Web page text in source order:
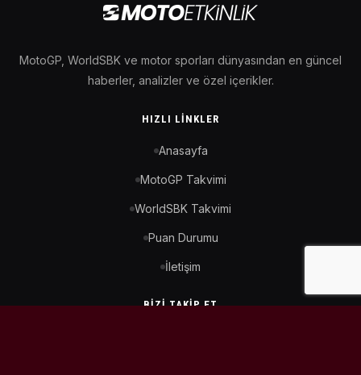
MotoGP, WorldSBK ve motor sporları dünyasından en güncel
haberler, analizler ve özel içerikler.
HIZLI LINKLER
Anasayfa
MotoGP Takvimi
WorldSBK Takvimi
Puan Durumu
İletişim
BIZI TAKIP ET